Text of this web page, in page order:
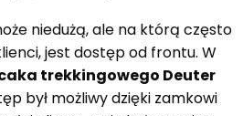
niedużą, ale na którą często
jest dostęp od frontu. W
trekkingowego Deuter
był możliwy dzięki zamkowi